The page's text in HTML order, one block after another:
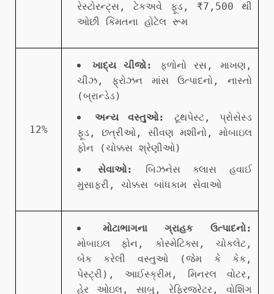
રેસ્ટોરન્ટ્સ, ટેકઅવે ફૂડ, ₹7,500 થી
ઓછી કિંમતના હોટેલ રૂમ
12%
ખાદ્ય ચીજો:
ફળોનો રસ, માખણ,
ચીઝ, ફ્રોઝન માંસ ઉત્પાદનો, નાસ્તો
(બ્રાન્ડેડ)
અન્ય વસ્તુઓ:
ટૂથપેસ્ટ, પ્રોસેસ્ડ
ફૂડ, છત્રીઓ, સીવણ મશીનો, મોબાઇલ
ફોન (ચોક્કસ શ્રેણીઓ)
સેવાઓ:
બિઝનેસ ક્લાસ હવાઈ
મુસાફરી, ચોક્કસ બાંધકામ સેવાઓ
મોટાભાગના ગ્રાહક ઉત્પાદનો:
મોબાઇલ ફોન, કોસ્મેટિક્સ, ચોકલેટ,
બેક કરેલી વસ્તુઓ (જેમ કે કેક,
પેસ્ટ્રી), આઈસ્ક્રીમ, મિનરલ વોટર,
હેર ઓઇલ, સાબુ, રેફ્રિજરેટર, વોશિંગ